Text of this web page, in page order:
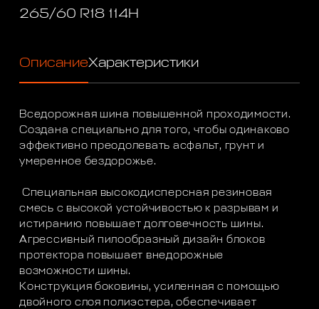
265/60 R18 114H
ОписаниеХарактеристики
Вседорожная шина повышенной проходимости.
Создана специально для того, чтобы одинаково
эффективно преодолевать асфальт, грунт и
умеренное бездорожье.
Специальная высокодисперсная резиновая
смесь с высокой устойчивостью к разрывам и
истиранию повышает долговечность шины.
Агрессивный пилообразный дизайн блоков
протектора повышает внедорожные
возможности шины.
Конструкция боковины, усиленная с помощью
двойного слоя полиэстера, обеспечивает